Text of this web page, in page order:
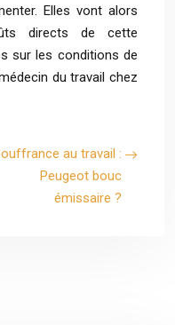
Elles vont alors
directs de cette
sur les conditions de
du travail chez
au travail :
Peugeot bouc
émissaire ?